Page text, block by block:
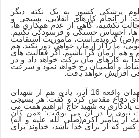
پزشکی کشور به یک نکته دیگر
از انجام کارهای انقلابی، بسیجی و
نکشیم، گاهی از عدم همکاری ها،
ها، احساس خستگی و فرسودگی نکنیم.
گرویده است، ماموریت استقامت
ما را از آرمان خواهی دور نکند. هم
و هم آرمان گرا باشیم. اگر فعالیت های
به کارهای مان برکت خواهد داد و در
و اطمینان رخ خواهد نمود و سرعت
افزایش خواهد یافت.
وی با گرامیداشت شهدای واقعه 16 آذر، یادی هم از شهدای
دفاع مقدس کرد و گفت: هر بسیجی
یادگاری به شهید حاج ابراهیم همت می
نبوی را در آن می نوشت: «من كان
از پیامبر اكرم(صلی ‌الله ‌علیه‌ و آله)
كه از برای خدا باشد، خداوند برای